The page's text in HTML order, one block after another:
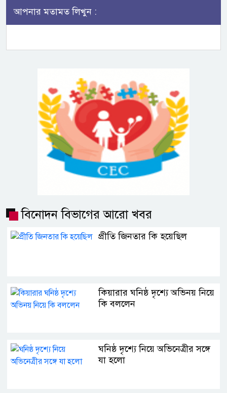
আপনার মতামত লিখুন :
বিনোদন বিভাগের আরো খবর
প্রীতি জিনতার কি হয়েছিল
কিয়ারার ঘনিষ্ঠ দৃশ্যে অভিনয় নিয়ে
কি বললেন
ঘনিষ্ঠ দৃশ্যে নিয়ে অভিনেত্রীর সঙ্গে
যা হলো